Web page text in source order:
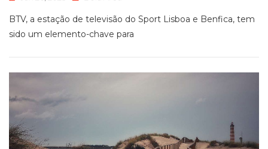
BTV, a estação de televisão do Sport Lisboa e Benfica, tem
sido um elemento-chave para